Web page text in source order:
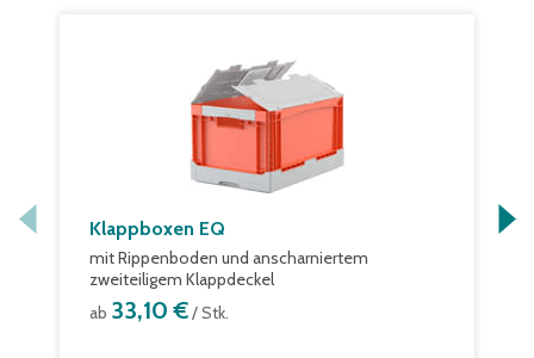
Klappboxen EQ
mit Rippenboden und anscharniertem
zweiteiligem Klappdeckel
ab 33,10 €/ Stk.